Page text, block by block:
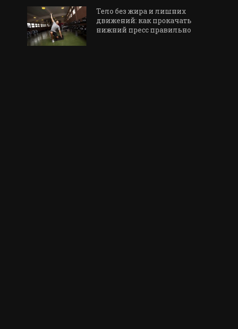
Тело без жира и лишних
движений: как прокачать
нижний пресс правильно